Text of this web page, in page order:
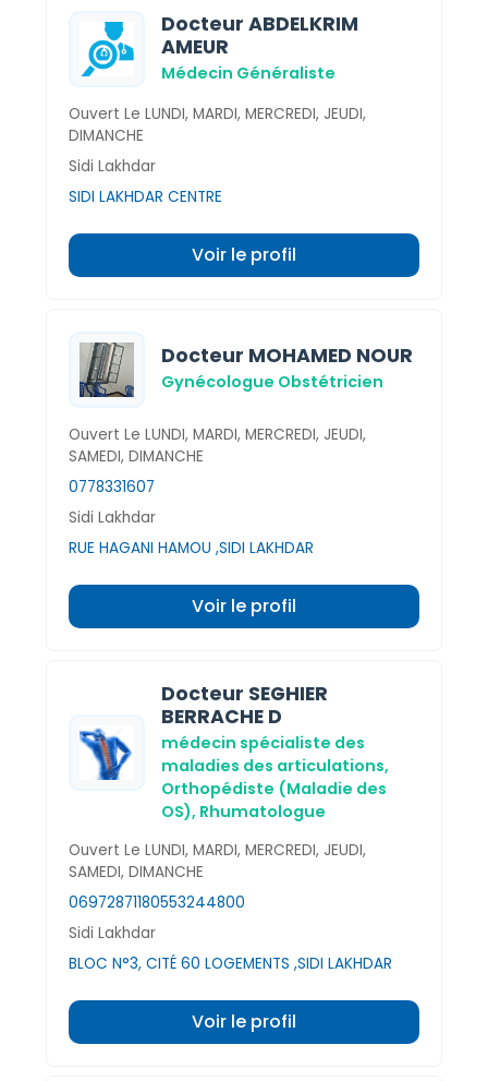
Docteur ABDELKRIM
AMEUR
Médecin Généraliste
Ouvert Le LUNDI, MARDI, MERCREDI, JEUDI,
DIMANCHE
Sidi Lakhdar
SIDI LAKHDAR CENTRE
Voir le profil
Docteur MOHAMED NOUR
Gynécologue Obstétricien
Ouvert Le LUNDI, MARDI, MERCREDI, JEUDI,
SAMEDI, DIMANCHE
0778331607
Sidi Lakhdar
RUE HAGANI HAMOU ,SIDI LAKHDAR
Voir le profil
Docteur SEGHIER
BERRACHE D
médecin spécialiste des
maladies des articulations,
Orthopédiste (Maladie des
OS), Rhumatologue
Ouvert Le LUNDI, MARDI, MERCREDI, JEUDI,
SAMEDI, DIMANCHE
06972871180553244800
Sidi Lakhdar
BLOC N°3, CITÉ 60 LOGEMENTS ,SIDI LAKHDAR
Voir le profil